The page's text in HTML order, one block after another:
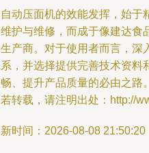
动压面机的效能发挥，始于
护与维修，而成于像建达食
产商。对于使用者而言，深
，并选择提供完善技术资料
、提升产品质量的必由之路。
转载，请注明出处：http://
时间：2026-08-08 21:50:20